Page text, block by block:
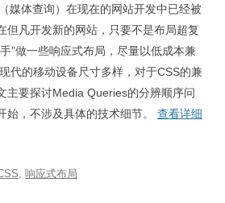
媒体查询）在现在的网站开发中已经被
但凡开发新的网站，只要不是布局超复
”做一些响应式布局，尽量以低成本兼
代的移动设备尺寸多样，对于CSS的兼
主要探讨Media Queries的分辨顺序问
始，不涉及具体的技术细节。 查看详细
响应式布局